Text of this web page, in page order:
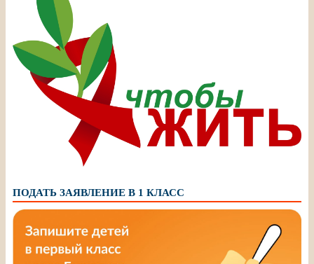
ПОДАТЬ ЗАЯВЛЕНИЕ В 1 КЛАСС